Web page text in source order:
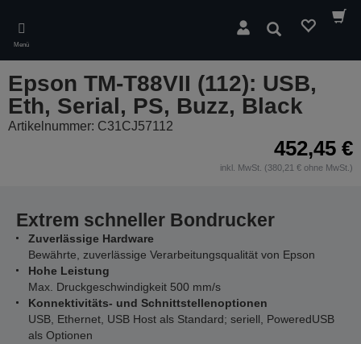
main
content
Menü
Suchen
Epson TM-T88VII (112): USB,
Eth, Serial, PS, Buzz, Black
Artikelnummer: C31CJ57112
452,45 €
inkl. MwSt. (380,21 € ohne MwSt.)
Extrem schneller Bondrucker
Zuverlässige Hardware
Bewährte, zuverlässige Verarbeitungsqualität von Epson
Hohe Leistung
Max. Druckgeschwindigkeit 500 mm/s
Konnektivitäts- und Schnittstellenoptionen
USB, Ethernet, USB Host als Standard; seriell, PoweredUSB
als Optionen